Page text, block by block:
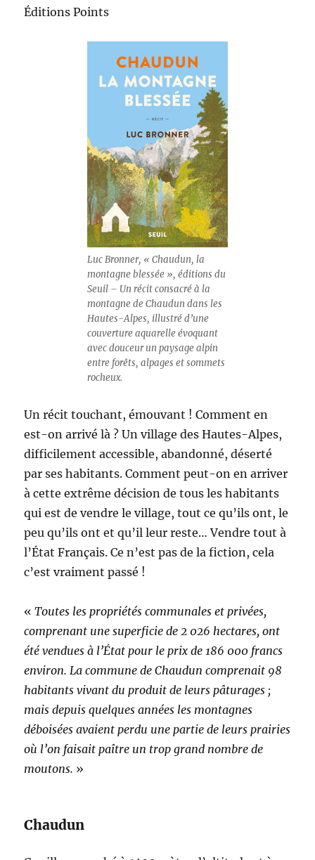
Éditions Points
Luc Bronner, « Chaudun, la
montagne blessée », éditions du
Seuil – Un récit consacré à la
montagne de Chaudun dans les
Hautes-Alpes, illustré d’une
couverture aquarelle évoquant
avec douceur un paysage alpin
entre forêts, alpages et sommets
rocheux.
Un récit touchant, émouvant ! Comment en
est-on arrivé là ? Un village des Hautes-Alpes,
difficilement accessible, abandonné, déserté
par ses habitants. Comment peut-on en arriver
à cette extrême décision de tous les habitants
qui est de vendre le village, tout ce qu’ils ont, le
peu qu’ils ont et qu’il leur reste… Vendre tout à
l’État Français. Ce n’est pas de la fiction, cela
c’est vraiment passé !
«Toutes les propriétés communales et privées,
comprenant une superficie de 2 026 hectares, ont
été vendues à l’État pour le prix de 186 000 francs
environ. La commune de Chaudun comprenait 98
habitants vivant du produit de leurs pâturages ;
mais depuis quelques années les montagnes
déboisées avaient perdu une partie de leurs prairies
où l’on faisait paître un trop grand nombre de
moutons. »
Chaudun